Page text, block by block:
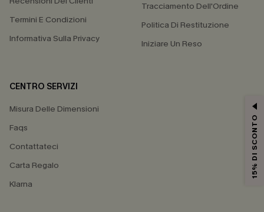
Termini E Condizioni
Informativa Sulla Privacy
Tracciamento Dell'Ordine
Politica Di Restituzione
Iniziare Un Reso
CENTRO SERVIZI
Misura Delle Dimensioni
Faqs
Contattateci
Carta Regalo
Klarna
15% DI SCONTO